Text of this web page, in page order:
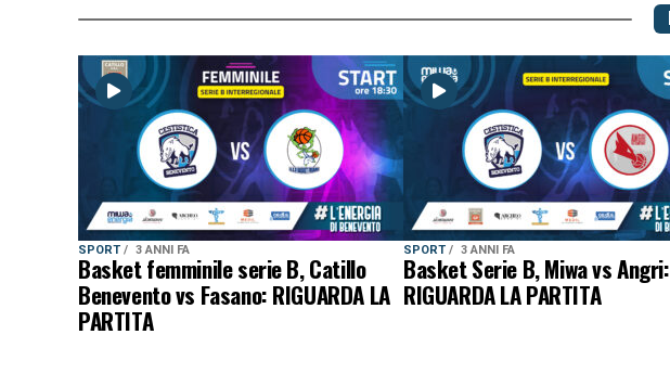
SPORT 3 ANNI FA
Basket femminile serie B, Catillo
Benevento vs Fasano: RIGUARDA LA
PARTITA
SPORT 3 ANNI FA
Basket Serie B, Miwa vs Angri:
RIGUARDA LA PARTITA